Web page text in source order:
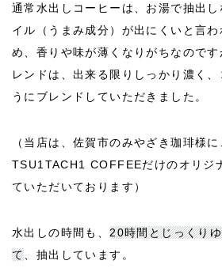
通常水出しコーヒーは、お湯で抽出
イル（うまみ成分）が出にくいと言
め、香りや味が薄くなりがちなので
レンドは、出来る限りしっかり濃く
うにブレンドしていただきました。
（当店は、佐賀市のみやざき珈琲様
TSU1TACH1 COFFEEだけのオリジ
ていただいております）
水出しの時間も、20時間とじっくり
て 、抽出しています。